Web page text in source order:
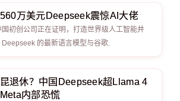
万美元Deepseek震惊AI大佬
国初创公司正在证明，打造世界级人工智能并
的最新语言模型与谷歌.
退休？中国Deepseek超Llama 4
内部恐慌